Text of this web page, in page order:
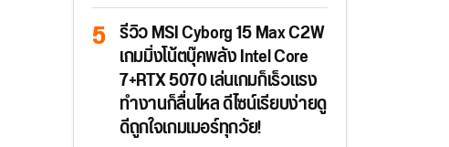
รีวิว MSI Cyborg 15 Max C2W
เกมมิ่งโน้ตบุ๊คพลัง Intel Core
7+RTX 5070 เล่นเกมก็เร็วแรง
ทำงานก็ลื่นไหล ดีไซน์เรียบง่ายดู
ดีถูกใจเกมเมอร์ทุกวัย!